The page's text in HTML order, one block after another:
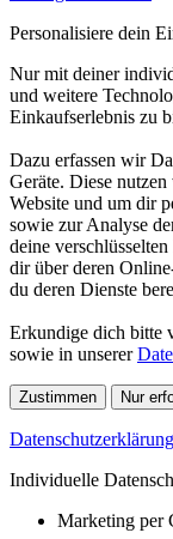
Personalisiere dein
Nur mit deiner
und weitere
Einkaufserlebnis zu
Dazu erfassen wir
Geräte. Diese
Website und um dir
sowie zur Analyse
deine
dir über deren
du deren Dienste
Erkundige dich bitte
sowie in unserer
Zustimmen Nur
Datenschutzerklärung
Individuelle
Marketing per